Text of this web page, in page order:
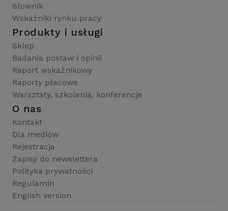
Słownik
Wskaźniki rynku pracy
Produkty i usługi
Sklep
Badania postaw i opinii
Raport wskaźnikowy
Raporty płacowe
Warsztaty, szkolenia, konferencje
O nas
Kontakt
Dla mediów
Rejestracja
Zapisy do newslettera
Polityka prywatności
Regulamin
English version